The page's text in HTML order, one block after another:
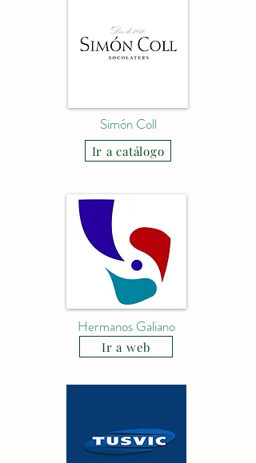
Simón Coll
Ir a catálogo
Hermanos Galiano
Ir a web